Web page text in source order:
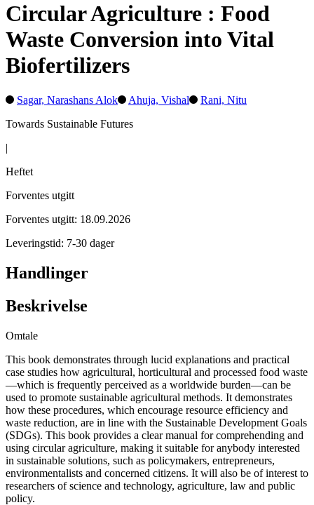
Circular Agriculture : Food
Waste Conversion into Vital
Biofertilizers
Sagar, Narashans Alok Ahuja, Vishal
Rani, Nitu
Towards Sustainable Futures
|
Heftet
Forventes utgitt
Forventes utgitt: 18.09.2026
Leveringstid: 7-30 dager
Handlinger
Beskrivelse
Omtale
This book demonstrates through lucid explanations and practical
case studies how agricultural, horticultural and processed food waste
—which is frequently perceived as a worldwide burden—can be
used to promote sustainable agricultural methods. It demonstrates
how these procedures, which encourage resource efficiency and
waste reduction, are in line with the Sustainable Development Goals
(SDGs). This book provides a clear manual for comprehending and
using circular agriculture, making it suitable for anybody interested
in sustainable solutions, such as policymakers, entrepreneurs,
environmentalists and concerned citizens. It will also be of interest to
researchers of science and technology, agriculture, law and public
policy.